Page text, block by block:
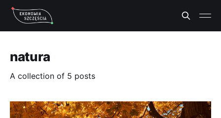
natura
A collection of 5 posts